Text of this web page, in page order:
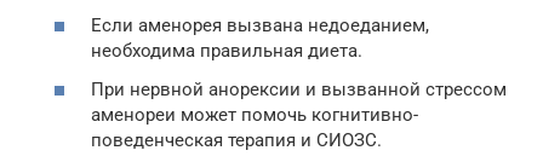
Если аменорея вызвана недоеданием,
необходима правильная диета.
При нервной анорексии и вызванной стрессом
аменореи может помочь когнитивно-
поведенческая терапия и СИОЗС.